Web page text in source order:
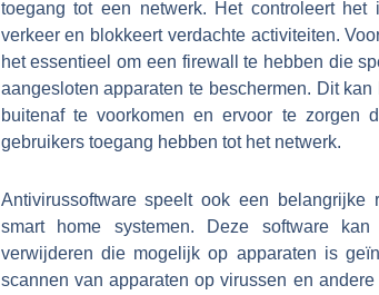
toegang tot een netwerk. Het controleert het
verkeer en blokkeert verdachte activiteiten.
het essentieel om een firewall te hebben die
aangesloten apparaten te beschermen. Dit
buitenaf te voorkomen en ervoor te zorgen
gebruikers toegang hebben tot het netwerk.
Antivirussoftware speelt ook een
smart home systemen. Deze software kan
verwijderen die mogelijk op apparaten is
scannen van apparaten op virussen en